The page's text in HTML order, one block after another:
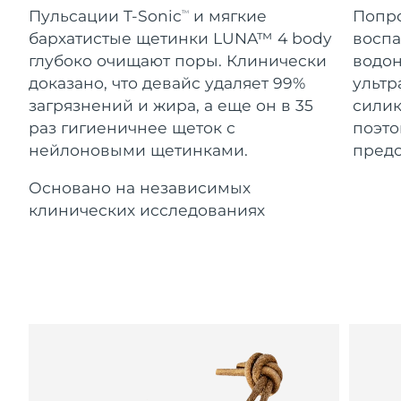
Пульсации T-SonicTM
и мягкие
бархатистые щетинки LUNA™ 4 body
глубоко очищают поры. Клинически
доказано, что девайс удаляет 99%
загрязнений и жира, а еще он в 35
раз гигиеничнее щеток с
нейлоновыми щетинками.
Основано на независимых
клинических исследованиях
For healthy hair
18% PAP
Косметика
Купить
FOREO APP
Гибралтар
Ожидаемая дата доставки
Греция
Ожидаемая дата доставки
9/8/26
Гонконг (САР)
10/8/26
Венгрия
Ожидаемая дата доставки